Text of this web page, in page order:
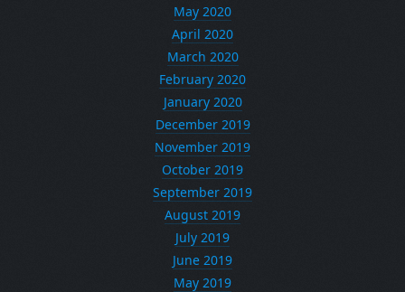
May 2020
April 2020
March 2020
February 2020
January 2020
December 2019
November 2019
October 2019
September 2019
August 2019
July 2019
June 2019
May 2019